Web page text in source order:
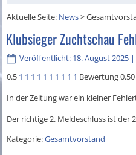
Aktuelle Seite: News>
Klubsieger Zuchtschau
Veröffentlicht: 18. August 2025 |
0.5 1 1 1 1 1 1 1 1 1 1 Bewertung
In der Zeitung war ein kleiner
Der richtige 2. Meldeschluss ist der
Kategorie:Gesamtvorstand